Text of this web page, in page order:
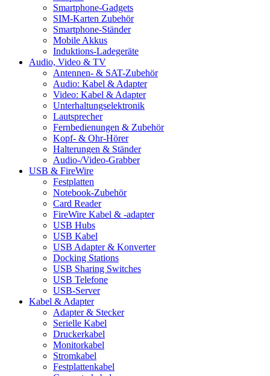
Smartphone-Gadgets
SIM-Karten Zubehör
Smartphone-Ständer
Mobile Akkus
Induktions-Ladegeräte
Audio, Video & TV
Antennen- & SAT-Zubehör
Audio: Kabel & Adapter
Video: Kabel & Adapter
Unterhaltungselektronik
Lautsprecher
Fernbedienungen & Zubehör
Kopf- & Ohr-Hörer
Halterungen & Ständer
Audio-/Video-Grabber
USB & FireWire
Festplatten
Notebook-Zubehör
Card Reader
FireWire Kabel & -adapter
USB Hubs
USB Kabel
USB Adapter & Konverter
Docking Stations
USB Sharing Switches
USB Telefone
USB-Server
Kabel & Adapter
Adapter & Stecker
Serielle Kabel
Druckerkabel
Monitorkabel
Stromkabel
Festplattenkabel